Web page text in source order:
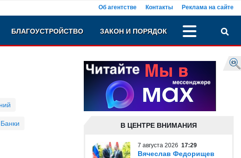
Об агентстве Контакты Реклама на сайте
БЛАГОУСТРОЙСТВО ЗАКОН И ПОРЯДОК
В ЦЕНТРЕ ВНИМАНИЯ
7 августа 2026 17:29
Вячеслав Федорищев